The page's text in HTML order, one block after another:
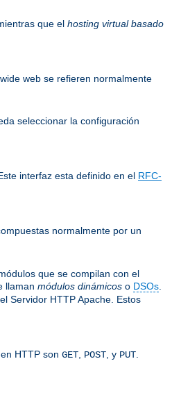
que el hosting virtual basado
web se refieren normalmente
seleccionar la configuración
interfaz esta definido en el RFC-
normalmente por un
que se compilan con el
llaman módulos dinámicos o DSOs
Servidor HTTP Apache. Estos
HTTP son GET POST , y PUT